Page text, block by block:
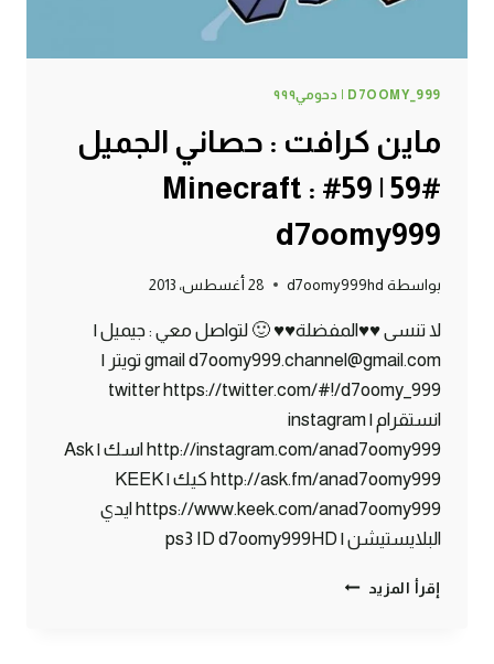
D7OOMY_999 | دحومي٩٩٩
ماين كرافت : حصاني الجميل
#59 | 59# Minecraft :
d7oomy999
بواسطة d7oomy999hd 28 أغسطس، 2013
لا تنسى ♥♥المفضلة♥♥ 🙂 لتواصل معي : جيميل |
gmail d7oomy999.channel@gmail.com تويتر |
twitter https://twitter.com/#!/d7oomy_999
انستقرام | instagram
http://instagram.com/anad7oomy999 اسك | Ask
http://ask.fm/anad7oomy999 كيك | KEEK
https://www.keek.com/anad7oomy999 ايدي
البلايستيشن | ps3 ID d7oomy999HD
إقرأ المزيد ماين